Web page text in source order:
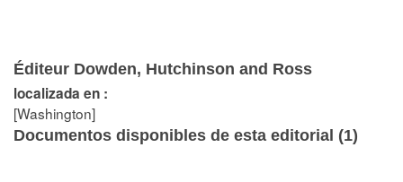
Éditeur Dowden, Hutchinson and Ross
localizada en :
[Washington]
Documentos disponibles de esta editorial (1)